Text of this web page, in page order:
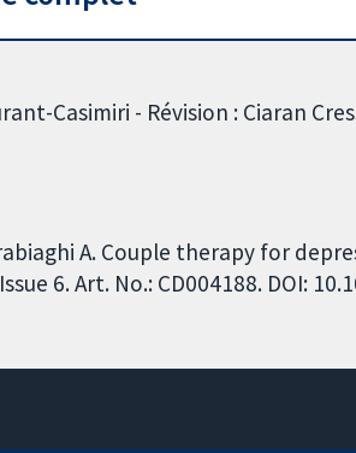
Casimiri - Révision : Ciaran
A. Couple therapy for
6. Art. No.: CD004188. DOI: